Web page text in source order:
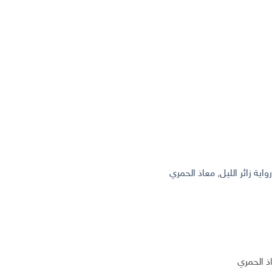
رواية زائر الليل, معاذ الحمري
الحمري